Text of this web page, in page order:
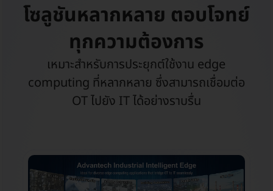
โซลูชันหลากหลาย ตอบโจทย์
ทุกความต้องการ​
เหมาะสำหรับการประยุกต์ใช้งาน edge
computing ที่หลากหลาย ซึ่งสามารถเชื่อมต่อ
OT ไปยัง IT ได้อย่างราบรื่น